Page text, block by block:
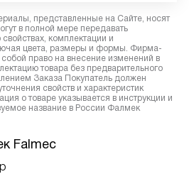
представленные на Сайте, носят
в полной мере передавать
комплектации и
цвета, размеры и формы. Фирма-
собой право на внесение изменений в
товара без предварительного
Заказа Покупатель должен
свойств и характеристик
о товаре указывается в инструкции и
название в России Фалмек
Falmec